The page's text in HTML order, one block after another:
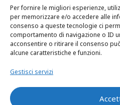
Per fornire le migliori esperienze,
per memorizzare e/o accedere alle
consenso a queste tecnologie ci
comportamento di navigazione o ID
acconsentire o ritirare il consenso
alcune caratteristiche e funzioni.
Gestisci servizi
malasanità risarcimento
MIGLIOR AVVOCATO
MOTO INCIDENT E
TRASPORTATO
ereditarie
pedone ucciso da